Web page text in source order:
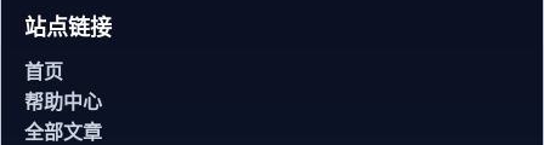
站点链接
首页
帮助中心
全部文章